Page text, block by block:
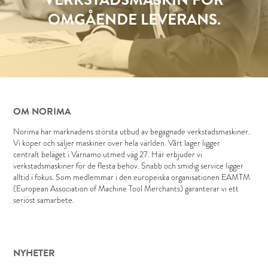
OMGÅENDE LEVERANS.
OM NORIMA
Norima har marknadens största utbud av begagnade verkstadsmaskiner.
Vi köper och säljer maskiner över hela världen. Vårt lager ligger
centralt beläget i Värnamo utmed väg 27. Här erbjuder vi
verkstadsmaskiner för de flesta behov. Snabb och smidig service ligger
alltid i fokus. Som medlemmar i den europeiska organisationen EAMTM
(European Association of Machine Tool Merchants) garanterar vi ett
seriöst samarbete.
NYHETER